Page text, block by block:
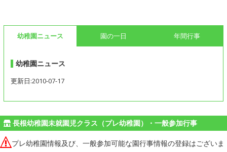
幼稚園ニュース 園の一日 年間行事
幼稚園ニュース
更新日:2010-07-17
長根幼稚園未就園児クラス（プレ幼稚園）・一般参加行事
プレ幼稚園情報及び、一般参加可能な園行事情報の登録はございま